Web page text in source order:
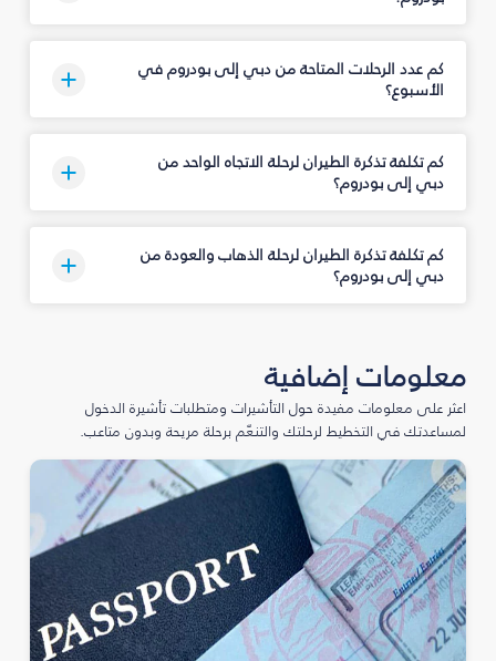
كم عدد الرحلات المتاحة من دبي إلى بودروم في
الأسبوع؟
كم تكلفة تذكرة الطيران لرحلة الاتجاه الواحد من
دبي إلى بودروم؟
كم تكلفة تذكرة الطيران لرحلة الذهاب والعودة من
دبي إلى بودروم؟
معلومات إضافية
اعثر على معلومات مفيدة حول التأشيرات ومتطلبات تأشيرة الدخول
لمساعدتك في التخطيط لرحلتك والتنعّم برحلة مريحة وبدون متاعب.